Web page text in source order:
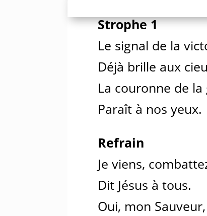
Strophe 1
Le signal de la
Déjà brille aux
La couronne de la
Paraît à nos yeux.
Refrain
Je viens,
Dit Jésus à tous.
Oui, mon